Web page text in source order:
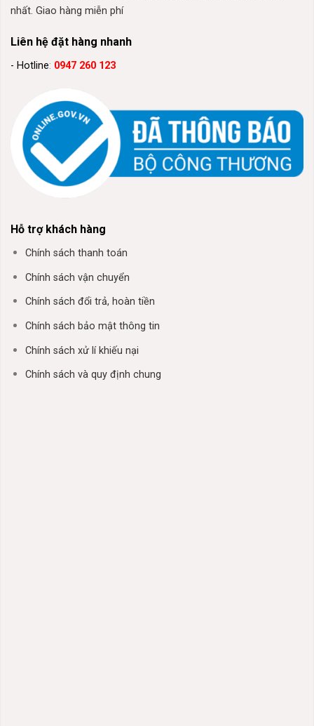
nhất. Giao hàng miễn phí
Liên hệ đặt hàng nhanh
- Hotline: 0947 260 123
Hỗ trợ khách hàng
Chính sách thanh toán
Chính sách vận chuyển
Chính sách đổi trả, hoàn tiền
Chính sách bảo mật thông tin
Chính sách xử lí khiếu nại
Chính sách và quy định chung